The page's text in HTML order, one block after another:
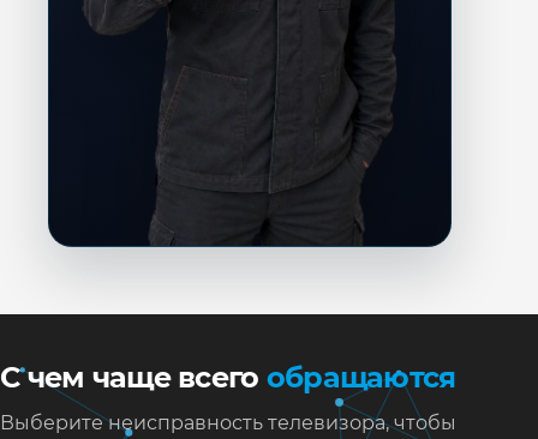
С чем чаще всего обращаются
Выберите неисправность телевизора, чтобы